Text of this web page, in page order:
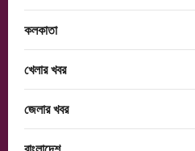
কলকাতা
খেলার খবর
জেলার খবর